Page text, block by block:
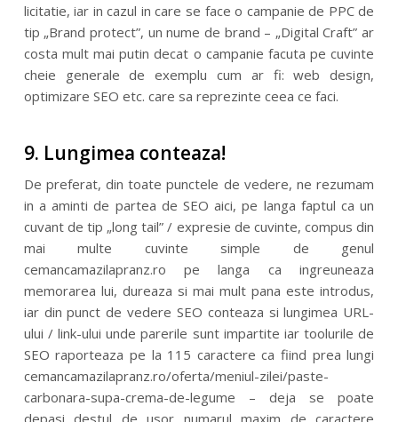
licitatie, iar in cazul in care se face o campanie de PPC de
tip „Brand protect”, un nume de brand – „Digital Craft” ar
costa mult mai putin decat o campanie facuta pe cuvinte
cheie generale de exemplu cum ar fi: web design,
optimizare SEO etc. care sa reprezinte ceea ce faci.
9. Lungimea conteaza!
De preferat, din toate punctele de vedere, ne rezumam
in a aminti de partea de SEO aici, pe langa faptul ca un
cuvant de tip „long tail” / expresie de cuvinte, compus din
mai multe cuvinte simple de genul
cemancamazilapranz.ro pe langa ca ingreuneaza
memorarea lui, dureaza si mai mult pana este introdus,
iar din punct de vedere SEO conteaza si lungimea URL-
ului / link-ului unde parerile sunt impartite iar toolurile de
SEO raporteaza pe la 115 caractere ca fiind prea lungi
cemancamazilapranz.ro/oferta/meniul-zilei/paste-
carbonara-supa-crema-de-legume – deja se poate
depasi destul de usor numarul maxim de caractere